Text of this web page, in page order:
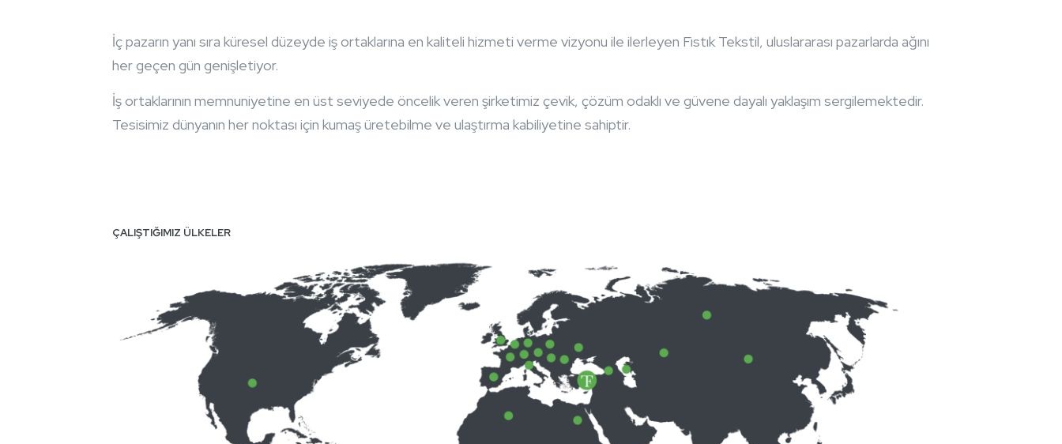
İç pazarın yanı sıra küresel düzeyde iş ortaklarına en kaliteli hizmeti verme vizyonu ile ilerleyen Fıstık Tekstil, uluslararası pazarlarda ağını
her geçen gün genişletiyor.
İş ortaklarının memnuniyetine en üst seviyede öncelik veren şirketimiz çevik, çözüm odaklı ve güvene dayalı yaklaşım sergilemektedir.
Tesisimiz dünyanın her noktası için kumaş üretebilme ve ulaştırma kabiliyetine sahiptir.
ÇALIŞTIĞIMIZ ÜLKELER